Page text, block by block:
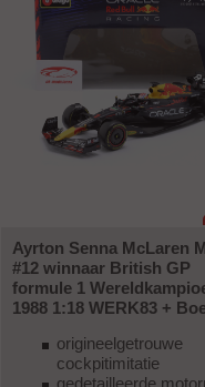
Ayrton Senna McLaren
#12 winnaar British GP
formule 1
1988 1:18 WERK83 +
origineelgetrouwe
cockpitimitatie